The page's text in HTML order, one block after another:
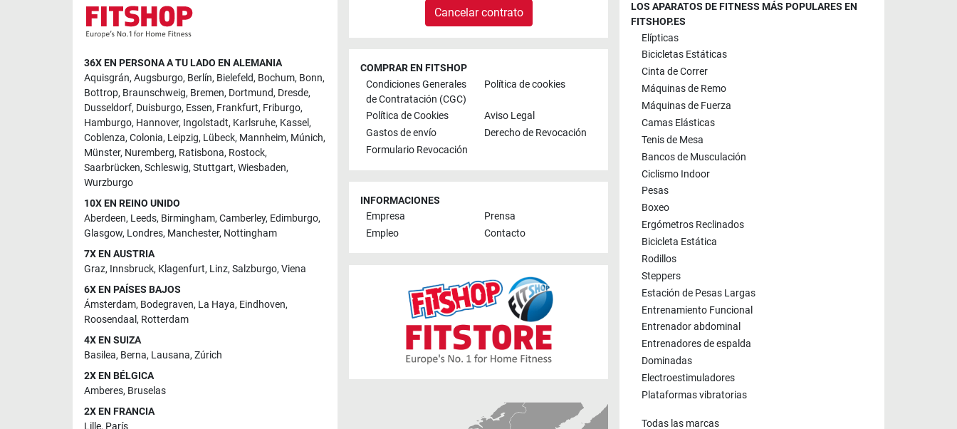
36X EN PERSONA A TU LADO EN ALEMANIA
Aquisgrán, Augsburgo, Berlín, Bielefeld, Bochum, Bonn,
Bottrop, Braunschweig, Bremen, Dortmund, Dresde,
Dusseldorf, Duisburgo, Essen, Frankfurt, Friburgo,
Hamburgo, Hannover, Ingolstadt, Karlsruhe, Kassel,
Coblenza, Colonia, Leipzig, Lübeck, Mannheim, Múnich,
Münster, Nuremberg, Ratisbona, Rostock,
Saarbrücken, Schleswig, Stuttgart, Wiesbaden,
Wurzburgo
10X EN REINO UNIDO
Aberdeen, Leeds, Birmingham, Camberley, Edimburgo,
Glasgow, Londres, Manchester, Nottingham
7X EN AUSTRIA
Graz, Innsbruck, Klagenfurt, Linz, Salzburgo, Viena
6X EN PAÍSES BAJOS
Ámsterdam, Bodegraven, La Haya, Eindhoven,
Roosendaal, Rotterdam
4X EN SUIZA
Basilea, Berna, Lausana, Zúrich
2X EN BÉLGICA
Amberes, Bruselas
2X EN FRANCIA
Cancelar contrato
COMPRAR EN FITSHOP
Condiciones Generales
de Contratación (CGC)
Política de cookies
Política de Cookies
Aviso Legal
Gastos de envío
Derecho de Revocación
Formulario Revocación
INFORMACIONES
Empresa
Prensa
Empleo
Contacto
LOS APARATOS DE FITNESS MÁS POPULARES EN
FITSHOP.ES
Elípticas
Bicicletas Estáticas
Cinta de Correr
Máquinas de Remo
Máquinas de Fuerza
Camas Elásticas
Tenis de Mesa
Bancos de Musculación
Ciclismo Indoor
Pesas
Boxeo
Ergómetros Reclinados
Bicicleta Estática
Rodillos
Steppers
Estación de Pesas Largas
Entrenamiento Funcional
Entrenador abdominal
Entrenadores de espalda
Dominadas
Electroestimuladores
Plataformas vibratorias
Todas las marcas